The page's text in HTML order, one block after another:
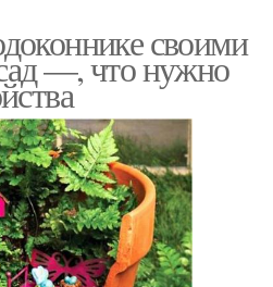
своими
—, что нужно